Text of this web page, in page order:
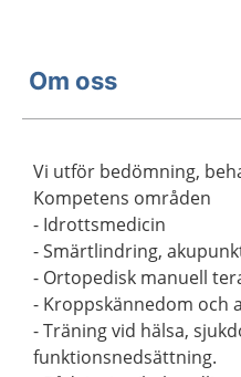
Om oss
Vi utför bedömning,
Kompetens områden
- Idrottsmedicin
- Smärtlindring,
- Ortopedisk manuell
- Kroppskännedom och
- Träning vid hälsa,
funktionsnedsättning.